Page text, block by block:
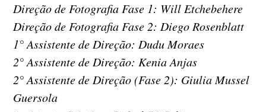
Direção de Fotografia Fase 1: Will Etchebehere
Direção de Fotografia Fase 2: Diego Rosenblatt
1° Assistente de Direção: Dudu Moraes
2° Assistente de Direção: Kenia Anjas
2° Assistente de Direção (Fase 2): Giulia Mussel
Guersola